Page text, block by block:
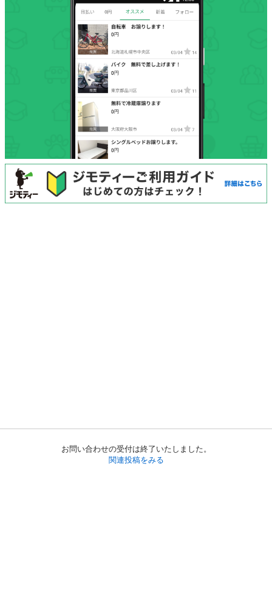
お問い合わせの受付は終了いたしました。
関連投稿をみる